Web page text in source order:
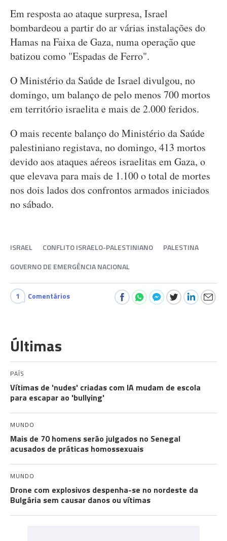
Em resposta ao ataque surpresa, Israel
bombardeou a partir do ar várias instalações do
Hamas na Faixa de Gaza, numa operação que
batizou como "Espadas de Ferro".
O Ministério da Saúde de Israel divulgou, no
domingo, um balanço de pelo menos 700 mortos
em território israelita e mais de 2.000 feridos.
O mais recente balanço do Ministério da Saúde
palestiniano registava, no domingo, 413 mortos
devido aos ataques aéreos israelitas em Gaza, o
que elevava para mais de 1.100 o total de mortes
nos dois lados dos confrontos armados iniciados
no sábado.
ISRAEL CONFLITO ISRAELO-PALESTINIANO
PALESTINA
GOVERNO DE EMERGÊNCIA NACIONAL
1 Comentários
Últimas
PAÍS
Vítimas de 'nudes' criadas com IA mudam de escola
para escapar ao 'bullying'
MUNDO
Mais de 70 homens serão julgados no Senegal
acusados de práticas homossexuais
MUNDO
Drone com explosivos despenha-se no nordeste da
Bulgária sem causar danos ou vítimas